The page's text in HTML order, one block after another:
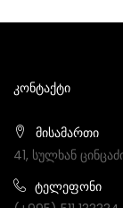
ᲙᲝᲜᲢᲐᲥᲢᲘ
მისამართი
41, სულხან
ტელეფონი